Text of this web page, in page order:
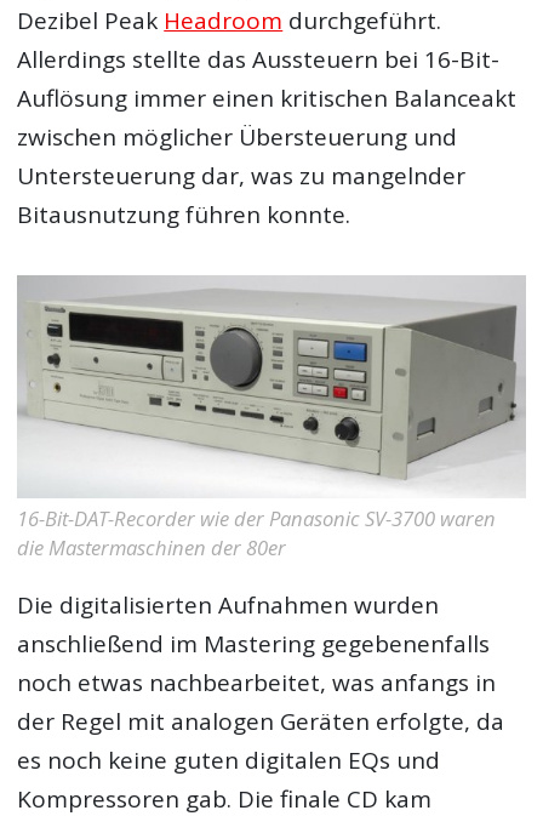
Dezibel Peak Headroom durchgeführt.
Allerdings stellte das Aussteuern bei 16-Bit-
Auflösung immer einen kritischen Balanceakt
zwischen möglicher Übersteuerung und
Untersteuerung dar, was zu mangelnder
Bitausnutzung führen konnte.
16-Bit-DAT-Recorder wie der Panasonic SV-3700 waren
die Mastermaschinen der 80er
Die digitalisierten Aufnahmen wurden
anschließend im Mastering gegebenenfalls
noch etwas nachbearbeitet, was anfangs in
der Regel mit analogen Geräten erfolgte, da
es noch keine guten digitalen EQs und
Kompressoren gab. Die finale CD kam